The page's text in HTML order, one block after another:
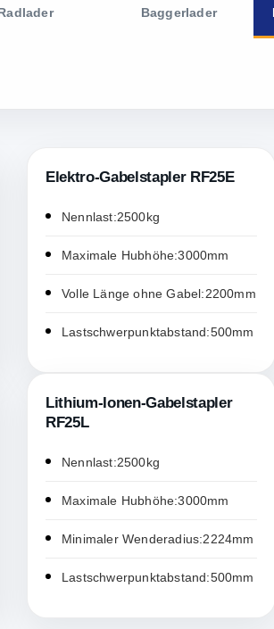
Radlader Baggerlader
Elektro-Gabelstapler RF25E
Nennlast:2500kg
Maximale Hubhöhe:3000mm
Volle Länge ohne Gabel:2200mm
Lastschwerpunktabstand:500mm
Lithium-Ionen-Gabelstapler
RF25L
Nennlast:2500kg
Maximale Hubhöhe:3000mm
Minimaler Wenderadius:2224mm
Lastschwerpunktabstand:500mm